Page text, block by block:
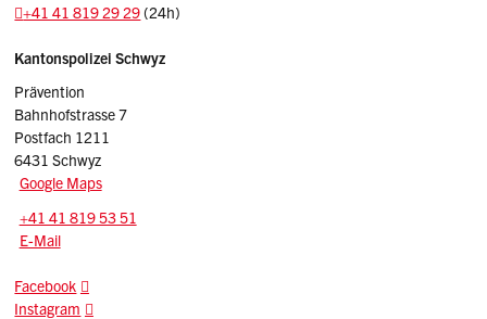
+41 41 819 29 29(24h)
Sidebar
Adresse
Kantonspolizei Schwyz
Prävention
Bahnhofstrasse 7
Postfach 1211
6431 Schwyz
Google Maps
Tel.:
+41 41 819 53 51
E-Mail: praevention.kapo
E-Mail
Facebook
Instagram